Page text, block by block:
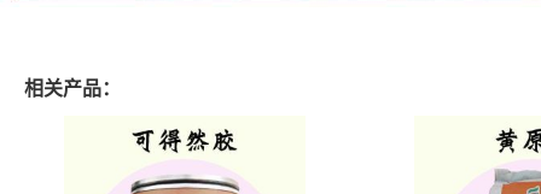
相关产品：